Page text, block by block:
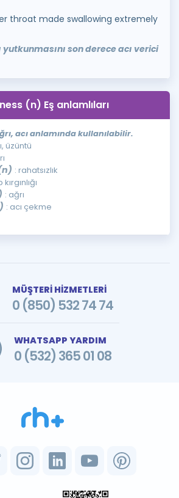
throat made swallowing extremely
yutkunmasını son derece acı verici
(n) Eş anlamlıları
acı anlamında kullanılabilir.
üzüntü
: rahatsızlık
: ağrı
: acı çekme
MÜŞTERİ HİZMETLERİ
0 (850) 532 74 74
WHATSAPP YARDIM
0 (532) 365 01 08